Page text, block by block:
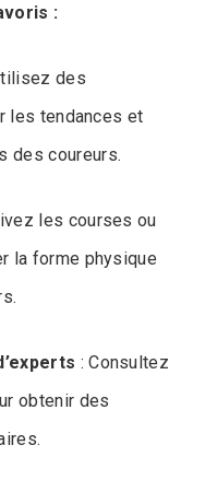
:
des
les tendances et
des coureurs.
les courses ou
la forme physique
: Consultez
obtenir des